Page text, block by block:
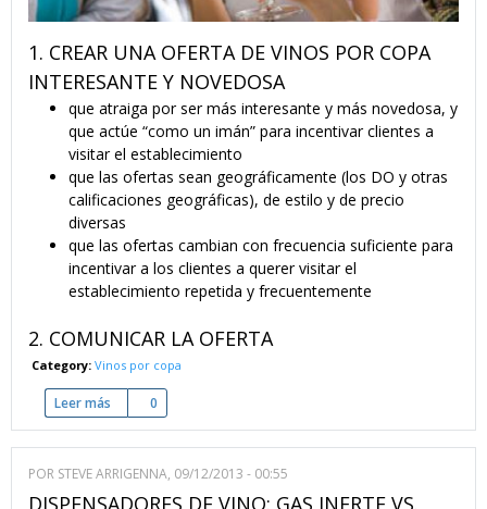
1. CREAR UNA OFERTA DE VINOS POR COPA
INTERESANTE Y NOVEDOSA
que atraiga por ser más interesante y más novedosa, y
que actúe “como un imán” para incentivar clientes a
visitar el establecimiento
que las ofertas sean geográficamente (los DO y otras
calificaciones geográficas), de estilo y de precio
diversas
que las ofertas cambian con frecuencia suficiente para
incentivar a los clientes a querer visitar el
establecimiento repetida y frecuentemente
2. COMUNICAR LA OFERTA
Category: Vinos por copa
Leer más sobre Ofrecer vinos por copa - 9 claves de éxito
0
POR STEVE ARRIGENNA, 09/12/2013 - 00:55